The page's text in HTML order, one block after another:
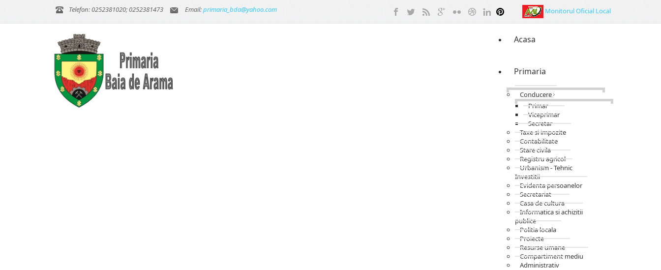
Telefon: 0252381020; 0252381473 Email:primaria_bda@yahoo.com Monitorul Oficial Local
Acasa
Primaria
Conducere
Primar
Viceprimar
Secretar
Taxe si impozite
Contabilitate
Stare civila
Registru agricol
Urbanism - Tehnic
Investitii
Evidenta persoanelor
Secretariat
Casa de cultura
Informatica si achizitii
publice
Politia locala
Proiecte
Resurse umane
Compartiment mediu
Administrativ